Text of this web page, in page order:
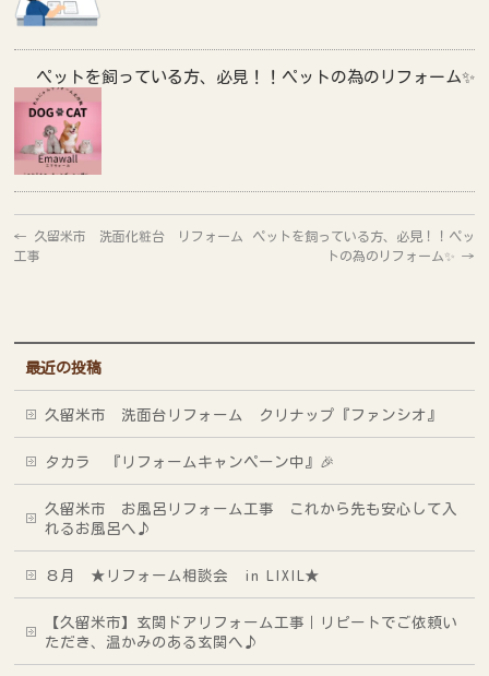
ペットを飼っている方、必見！！ペットの為のリフォーム✨
←
久留米市 洗面化粧台 リフォーム
工事
ペットを飼っている方、必見！！ペッ
トの為のリフォーム✨ →
最近の投稿
久留米市 洗面台リフォーム クリナップ『ファンシオ』
タカラ 『リフォームキャンペーン中』🎉
久留米市 お風呂リフォーム工事 これから先も安心して入
れるお風呂へ♪
８月 ★リフォーム相談会 in LIXIL★
【久留米市】玄関ドアリフォーム工事｜リピートでご依頼い
ただき、温かみのある玄関へ♪